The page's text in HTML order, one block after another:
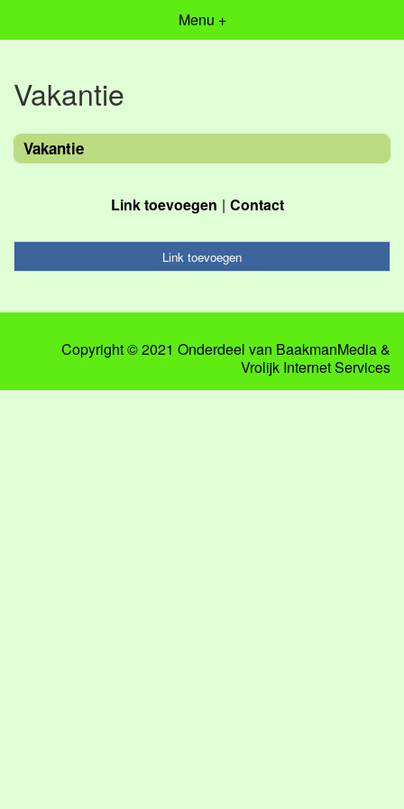
Menu +
Vakantie
Vakantie
Link toevoegen Contact
Link toevoegen
Copyright © 2021 Onderdeel van BaakmanMedia&
Vrolijk Internet Services